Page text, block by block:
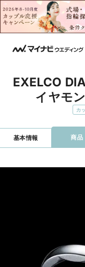
EXELCO
イヤモ
カ
基本情報 商品